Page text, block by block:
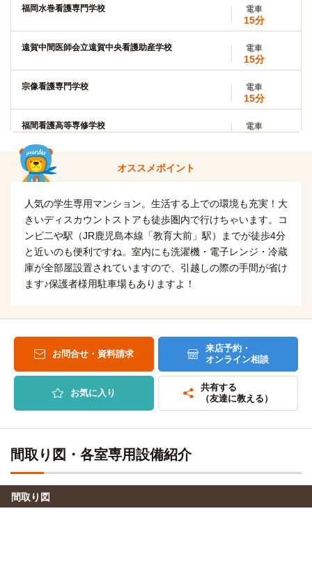
福岡水巻看護専門学校 電車
15分
遠賀中間医師会立遠賀中央看護助産学校 電車
15分
宗像看護専門学校 電車
15分
福間看護高等専修学校 電車
オススメポイント
人気の学生専用マンション。生活する上での環境も充実！大
きいディスカウントストアも徒歩圏内で行けちゃいます。コ
ンビ二や駅（JR鹿児島本線「教育大前」駅）までが徒歩4分
と近いのも便利ですね。室内にも洗濯機・電子レンジ・冷蔵
庫が全部屋設置されていますので、引越しの際の手間が省け
ます♪保護者様用駐車場もありますよ！
お問合せ・資料請求
来店予約・
オンライン相談
お気に入り
共有する
（友達に教える）
間取り図・各室専用設備紹介
間取り図